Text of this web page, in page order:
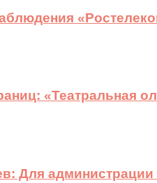
«Театральная
Для